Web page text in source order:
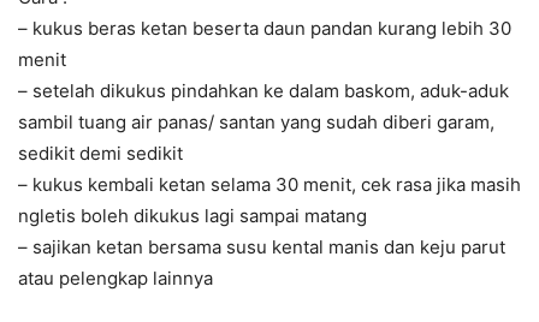
– kukus beras ketan beserta daun pandan kurang lebih 30
menit
– setelah dikukus pindahkan ke dalam baskom, aduk-aduk
sambil tuang air panas/ santan yang sudah diberi garam,
sedikit demi sedikit
– kukus kembali ketan selama 30 menit, cek rasa jika masih
ngletis boleh dikukus lagi sampai matang
– sajikan ketan bersama susu kental manis dan keju parut
atau pelengkap lainnya